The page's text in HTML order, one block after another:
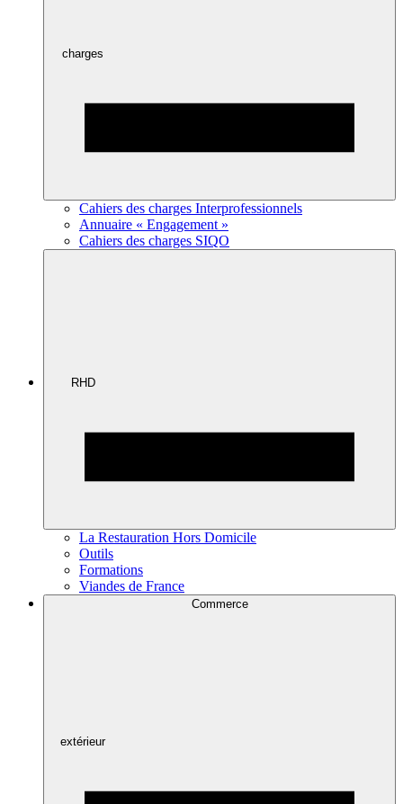
charges
Cahiers des charges Interprofessionnels
Annuaire « Engagement »
Cahiers des charges SIQO
RHD
La Restauration Hors Domicile
Outils
Formations
Viandes de France
Commerce
extérieur